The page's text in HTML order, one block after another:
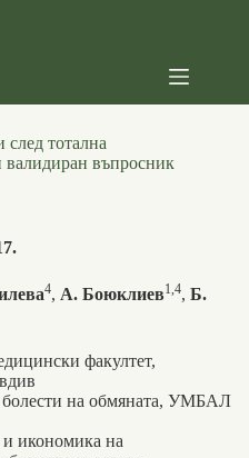
тотална
валидиран въпросник
4, А. Боюклиев1,4, Б.
факултет,
на обмяната, УМБАЛ
икономика на